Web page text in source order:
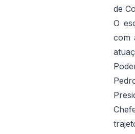
de
O
com